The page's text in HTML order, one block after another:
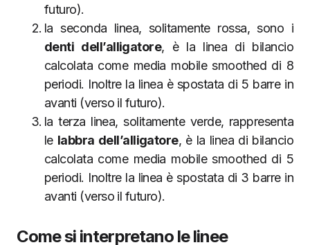
futuro).
la seconda linea, solitamente rossa, sono i
denti dell’alligatore, è la linea di bilancio
calcolata come media mobile smoothed di 8
periodi. Inoltre la linea è spostata di 5 barre in
avanti (verso il futuro).
la terza linea, solitamente verde, rappresenta
le labbra dell’alligatore, è la linea di bilancio
calcolata come media mobile smoothed di 5
periodi. Inoltre la linea è spostata di 3 barre in
avanti (verso il futuro).
Come si interpretano le linee